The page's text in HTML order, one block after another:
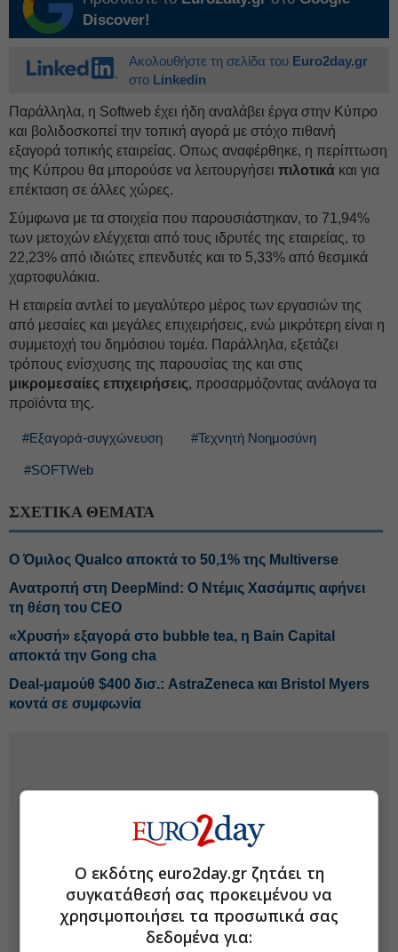
Discover!
Ακολουθήστε τη σελίδα του Euro2day.gr
στο Linkedin
Παράλληλα, η Softweb έχει ήδη αναλάβει έργα στην Κύπρο
και βολιδοσκοπεί την τοπική αγορά με στόχο πιθανή
εξαγορά τοπικής εταιρείας. Οπως αναφέρθηκε, η περίπτωση
της Κύπρου θα μπορούσε να λειτουργήσει πιλοτικά και για
επέκταση σε άλλες χώρες.
Σύμφωνα με τα στοιχεία που παρουσιάστηκαν, το 71,94%
των μετοχών ελέγχεται από τους ιδρυτές της εταιρείας, το
22,23% από ιδιώτες επενδυτές και το 5,33% από θεσμικά
χαρτοφυλάκια.
Η εταιρεία αντλεί το μεγαλύτερο μέρος των εργασιών της
από μεσαίες και μεγάλες επιχειρήσεις, ενώ μικρότερη είναι η
συμμετοχή του δημόσιου τομέα. Παράλληλα, εξετάζει
τρόπους ενίσχυσης της παρουσίας της και στις
μικρομεσαίες επιχειρήσεις, προσαρμόζοντας ανάλογα τα
προϊόντα της.
#Εξαγορά-συγχώνευση #Τεχνητή Νοημοσύνη
#SOFTWeb
ΣΧΕΤΙΚΑ ΘΕΜΑΤΑ
Ο Όμιλος Qualco αποκτά το 50,1% της Multiverse
Ανατροπή στη DeepMind: Ο Ντέμις Χασάμπις αφήνει
τη θέση του CEO
«Χρυσή» εξαγορά στο bubble tea, η Bain Capital
αποκτά την Gong cha
Deal-μαμούθ $400 δισ.: AstraZeneca και Bristol Myers
κοντά σε συμφωνία
Ο εκδότης euro2day.gr ζητάει τη
συγκατάθεσή σας προκειμένου να
χρησιμοποιήσει τα προσωπικά σας
δεδομένα για: